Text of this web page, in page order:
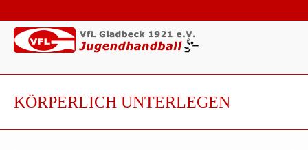
KÖRPERLICH UNTERLEGEN